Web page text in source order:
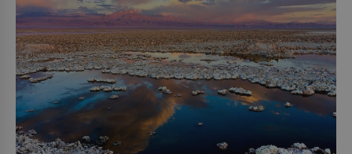
Většina lidí vnímá rákos jen jako obyčejnou kulisu
letního koupání. Stačí se však podívat […]